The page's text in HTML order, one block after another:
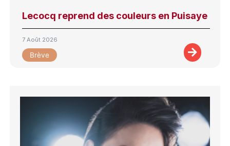
Lecocq reprend des couleurs en Puisaye
7 Août 2026
Brève